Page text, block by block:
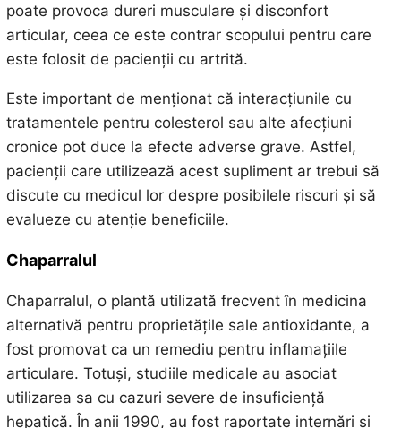
poate provoca dureri musculare și disconfort
articular, ceea ce este contrar scopului pentru care
este folosit de pacienții cu artrită.
Este important de menționat că interacțiunile cu
tratamentele pentru colesterol sau alte afecțiuni
cronice pot duce la efecte adverse grave. Astfel,
pacienții care utilizează acest supliment ar trebui să
discute cu medicul lor despre posibilele riscuri și să
evalueze cu atenție beneficiile.
Chaparralul
Chaparralul, o plantă utilizată frecvent în medicina
alternativă pentru proprietățile sale antioxidante, a
fost promovat ca un remediu pentru inflamațiile
articulare. Totuși, studiile medicale au asociat
utilizarea sa cu cazuri severe de insuficiență
hepatică. În anii 1990, au fost raportate internări și